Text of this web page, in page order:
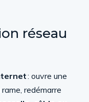
réseau
: ouvre une
redémarre